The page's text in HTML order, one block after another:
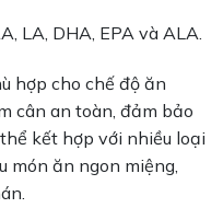
LA, DHA, EPA và ALA.
hợp cho chế độ ăn
cân an toàn, đảm bảo
kết hợp với nhiều loại
món ăn ngon miệng,